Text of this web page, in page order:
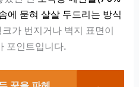
에 묻혀 살살 두드리는 방식
가 번지거나 벽지 표면이
포인트입니다.